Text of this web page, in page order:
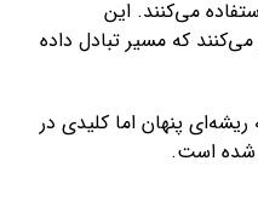
می‌کنند. این
که مسیر تبادل داده
ریشه‌ای پنهان اما کلیدی در
شده است.